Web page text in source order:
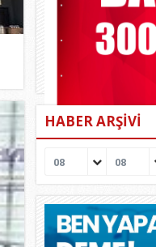
HABER ARŞİVİ
08 08